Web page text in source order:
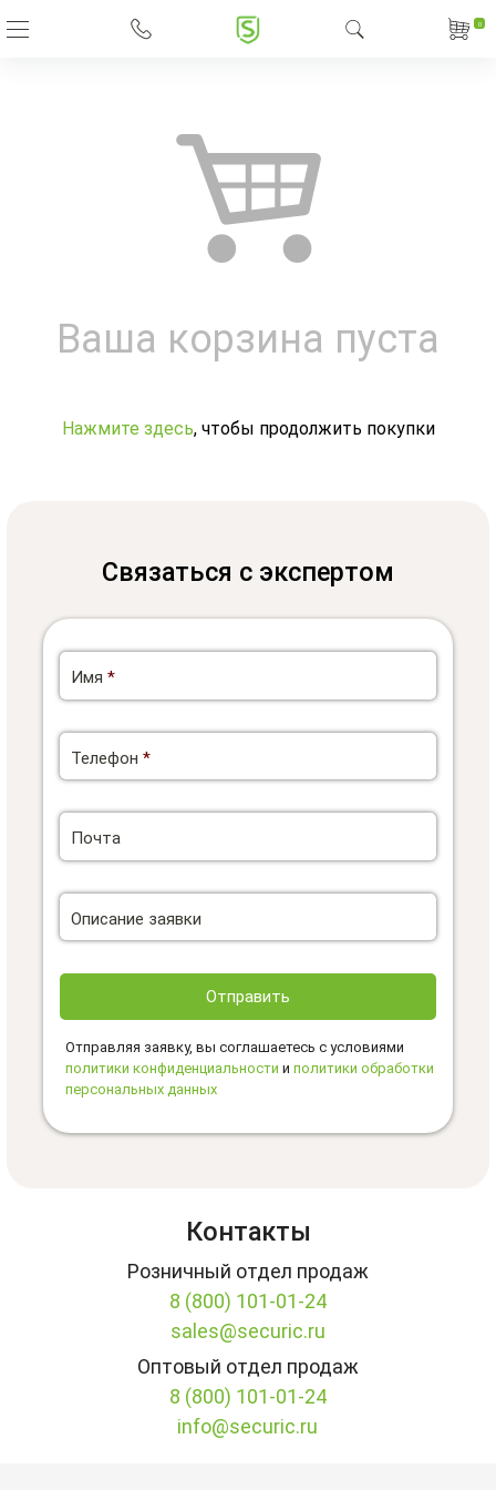
0
Ваша корзина пуста
Нажмите здесь, чтобы продолжить покупки
Связаться с экспертом
Имя *
Телефон *
Почта
Описание заявки
Отправить
Отправляя заявку, вы соглашаетесь с условиями
политики конфиденциальности и политики обработки
персональных данных
Контакты
Розничный отдел продаж
8 (800) 101-01-24
sales@securic.ru
Оптовый отдел продаж
8 (800) 101-01-24
info@securic.ru